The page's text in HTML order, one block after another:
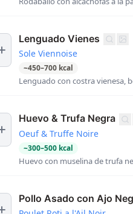
Lenguado Vienes
Sole Viennoise
~450–700 kcal
Lenguado con costra vienesa,
Huevo & Trufa Negra
Oeuf & Truffe Noire
~300–500 kcal
Huevo con muselina de trufa
Pollo Asado con Ajo